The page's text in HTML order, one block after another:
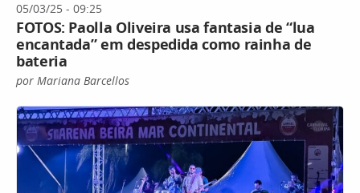
05/03/25 - 09:25
FOTOS: Paolla Oliveira usa fantasia de “lua
encantada” em despedida como rainha de
bateria
por Mariana Barcellos